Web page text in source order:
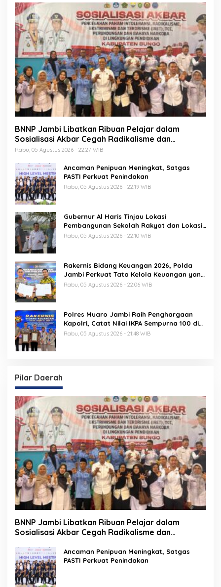
BNNP Jambi Libatkan Ribuan Pelajar dalam
Sosialisasi Akbar Cegah Radikalisme dan
Narkoba, Dukung Indonesia Emas 2045
Rabu, 05 Agustus 2026 - 22:27 WIB
Ancaman Penipuan Meningkat, Satgas
PASTI Perkuat Penindakan
Rabu, 05 Agustus 2026 - 22:19 WIB
Gubernur Al Haris Tinjau Lokasi
Pembangunan Sekolah Rakyat dan Lokasi
Pembangunan BTN Bungo Green City
Rabu, 05 Agustus 2026 - 22:10 WIB
Rakernis Bidang Keuangan 2026, Polda
Jambi Perkuat Tata Kelola Keuangan yang
Transparan, Akuntabel, dan Berintegritas
Rabu, 05 Agustus 2026 - 22:06 WIB
Polres Muaro Jambi Raih Penghargaan
Kapolri, Catat Nilai IKPA Sempurna 100 di
Rakernis Keuangan Polda Jambi
Rabu, 05 Agustus 2026 - 21:48 WIB
Pilar Daerah
BNNP Jambi Libatkan Ribuan Pelajar dalam
Sosialisasi Akbar Cegah Radikalisme dan
Ancaman Penipuan Meningkat, Satgas
PASTI Perkuat Penindakan